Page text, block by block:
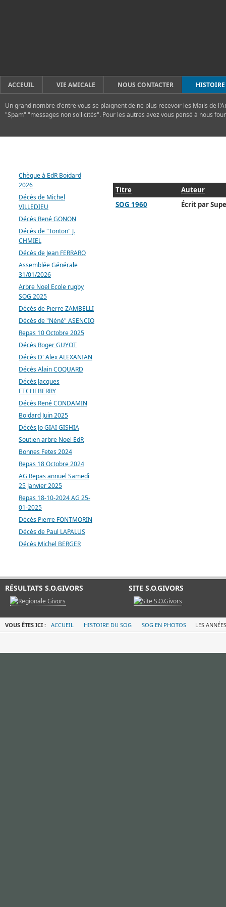
ACCEUIL VIE AMICALE NOUS CONTACTER
Un grand nombre d'entre vous se plaignent de ne plus recevoir les Mails de
"Spam" "messages non sollicités". Pour les autres avez vous pensé à nous
Titre
Auteur
SOG 1960
Écrit par
Chèque à EdR Boidard
2026
Décès de Michel
VILLEDIEU
Décès René GONON
Décès de "Tonton" J.
CHMIEL
Décès de Jean FERRARO
Assemblée Générale
31/01/2026
Arbre Noel Ecole rugby
SOG 2025
Décès de Pierre ZAMBELLI
Décès de "Néné" ASENCIO
Repas 10 Octobre 2025
Décès Roger GUYOT
Décès D' Alex ALEXANIAN
Décès Alain COQUARD
Décès Jacques
ETCHEBERRY
Décès René CONDAMIN
Boidard Juin 2025
Décès Jo GIAI GISHIA
Soutien arbre Noel EdR
Bonnes Fetes 2024
Repas 18 Octobre 2024
AG Repas annuel Samedi
25 Janvier 2025
Repas 18-10-2024 AG 25-
01-2025
Décès Pierre FONTMORIN
Décès de Paul LAPALUS
Décès Michel BERGER
RÉSULTATS S.O.GIVORS SITE S.O.GIVORS
VOUS ÊTES ICI : ACCUEIL HISTOIRE DU SOG SOG EN PHOTOS LES